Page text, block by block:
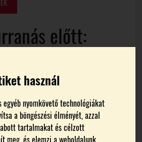
használ
nyomkövető technológiákat
a böngészési élményét, azzal
tartalmakat és célzott
meg, és elemzi a weboldalunk
előtt:
Ferenc Vida Péter